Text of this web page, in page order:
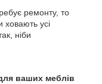
ремонту, то
ховають усі
ніби
ваших меблів